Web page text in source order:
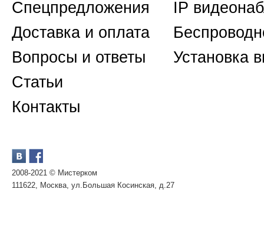
Спецпредложения
Доставка и оплата
Вопросы и ответы
Статьи
Контакты
2008-2021 © Мистерком
111622, Москва, ул.Большая Косинская, д.27
IP
Установка